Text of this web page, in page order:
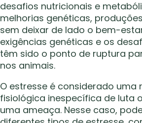
desafios nutricionais e
melhorias genéticas,
sem deixar de lado o bem-
exigências genéticas e os
têm sido o ponto de ruptura
nos animais.
O estresse é considerado uma
fisiológica inespecífica de luta
uma ameaça. Nesse caso,